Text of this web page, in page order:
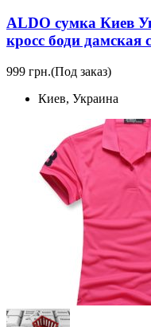
ALDO сумка Киев
кросс боди дамская
999 грн.(Под заказ)
Киев, Украина